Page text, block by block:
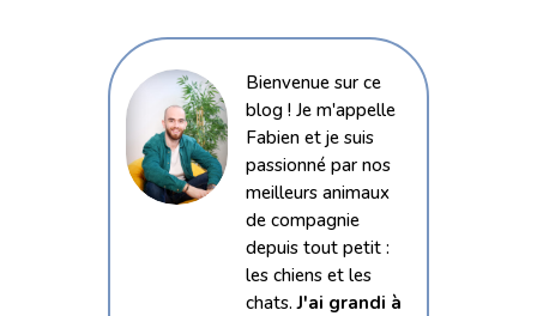
Bienvenue sur ce
blog ! Je m'appelle
Fabien et je suis
passionné par nos
meilleurs animaux
de compagnie
depuis tout petit :
les chiens et les
chats.J'ai grandi à